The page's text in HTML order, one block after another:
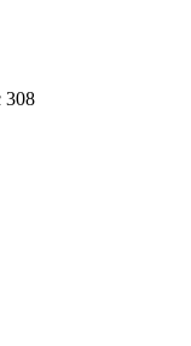
308